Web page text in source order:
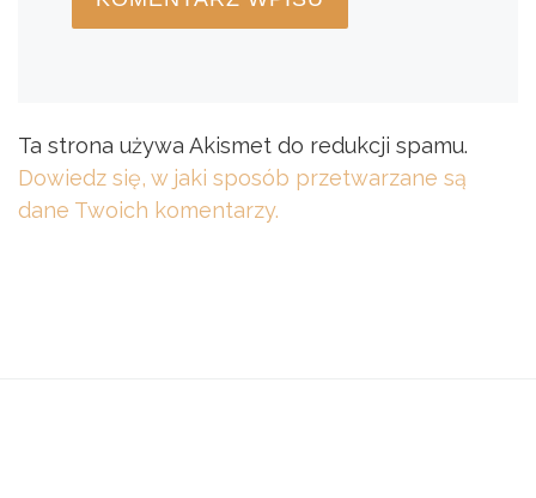
Ta strona używa Akismet do redukcji spamu.
Dowiedz się, w jaki sposób przetwarzane są
dane Twoich komentarzy.